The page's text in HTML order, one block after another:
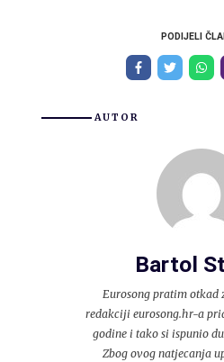
PODIJELI
AUTOR
Bartol
Eurosong pratim otkad
redakciji eurosong.hr-a
godine i tako si ispunio
Zbog ovog natjecanja